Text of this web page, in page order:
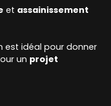
et assainissement
est idéal pour donner
un projet